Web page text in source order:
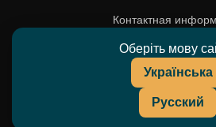
Оберіть мову
Українська
Русский
Контактная
Полная версия
© 2016—2026
DEYARDA — товары и препараты
UA RU